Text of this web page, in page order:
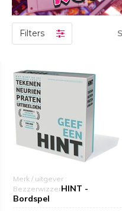
Filters
Merk / uitgever :
BezzerwizzerHINT -
Bordspel